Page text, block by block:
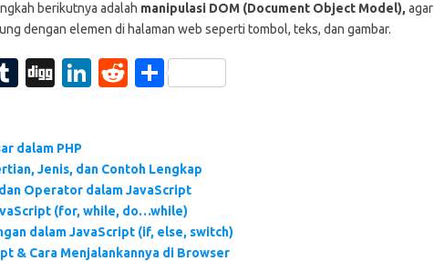
berikutnya adalah manipulasi DOM (Document Object Model), agar
dengan elemen di halaman web seperti tombol, teks, dan gambar.
T
bl
r
Di Li
e
dI
n
R
di
t
S
e
dalam PHP
Jenis, dan Contoh Lengkap
Operator dalam JavaScript
(for, while, do…while)
dalam JavaScript (if, else, switch)
& Cara Menjalankannya di Browser